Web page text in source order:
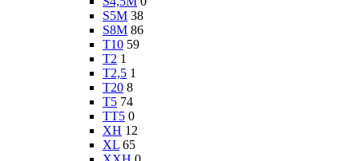
S5M 38
S8M 86
T10 59
T2 1
T2,5 1
T20 8
T5 74
TT5 0
XH 12
XL 65